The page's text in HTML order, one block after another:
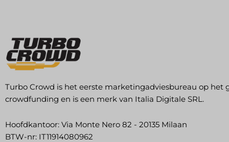
Turbo Crowd is het eerste marketingadviesbureau op het
crowdfunding en is een merk van Italia Digitale SRL.
Hoofdkantoor: Via Monte Nero 82 - 20135 Milaan
BTW-nr: IT11914080962